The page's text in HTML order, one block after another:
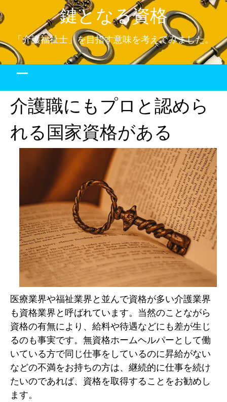
to
content
鍵となる資格
「介護福祉士」を目指す意味を考えてみました。
介護職にもプロと認めら
れる国家資格がある
医療業界や福祉業界と並んで資格が多い介護業界
も資格業界と呼ばれています。当然のことながら
資格の有無により、給料や待遇などにも差が生じ
るのも事実です。無資格ホームヘルパーとして働
いている方で同じ仕事をしているのに昇給がない
などの不満をお持ちの方は、継続的に仕事を続け
たいのであれば、資格を取得することをお勧めし
ます。